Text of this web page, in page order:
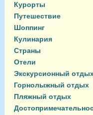
Курорты
Путешествие
Шоппинг
Кулинария
Страны
Отели
Экскурсионный
Горнолыжный отдых
Пляжный отдых